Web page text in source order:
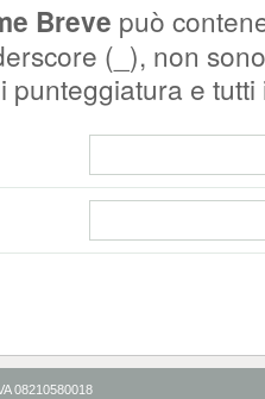
Breve può
(_), non
punteggiatura e
08210580018